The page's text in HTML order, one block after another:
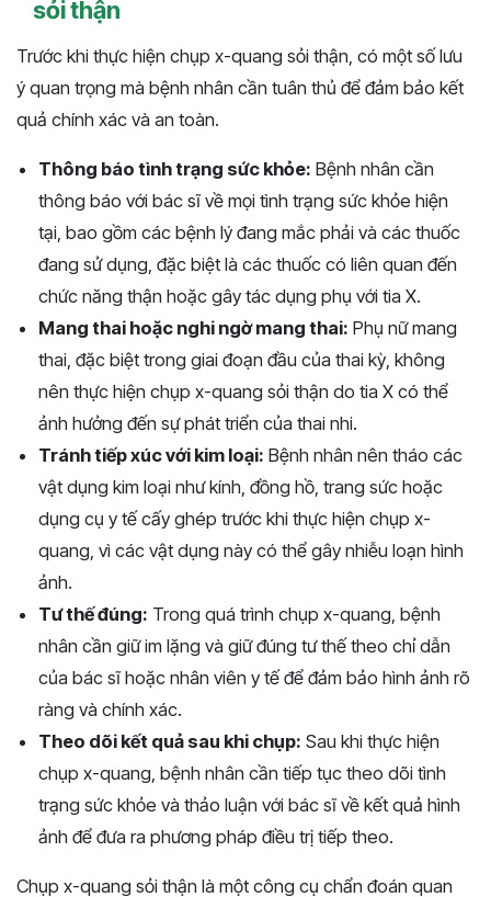
sỏi thận
Trước khi thực hiện chụp x-quang sỏi thận, có một số lưu
ý quan trọng mà bệnh nhân cần tuân thủ để đảm bảo kết
quả chính xác và an toàn.
Thông báo tình trạng sức khỏe: Bệnh nhân cần
thông báo với bác sĩ về mọi tình trạng sức khỏe hiện
tại, bao gồm các bệnh lý đang mắc phải và các thuốc
đang sử dụng, đặc biệt là các thuốc có liên quan đến
chức năng thận hoặc gây tác dụng phụ với tia X.
Mang thai hoặc nghi ngờ mang thai: Phụ nữ mang
thai, đặc biệt trong giai đoạn đầu của thai kỳ, không
nên thực hiện chụp x-quang sỏi thận do tia X có thể
ảnh hưởng đến sự phát triển của thai nhi.
Tránh tiếp xúc với kim loại: Bệnh nhân nên tháo các
vật dụng kim loại như kính, đồng hồ, trang sức hoặc
dụng cụ y tế cấy ghép trước khi thực hiện chụp x-
quang, vì các vật dụng này có thể gây nhiễu loạn hình
ảnh.
Tư thế đúng: Trong quá trình chụp x-quang, bệnh
nhân cần giữ im lặng và giữ đúng tư thế theo chỉ dẫn
của bác sĩ hoặc nhân viên y tế để đảm bảo hình ảnh rõ
ràng và chính xác.
Theo dõi kết quả sau khi chụp: Sau khi thực hiện
chụp x-quang, bệnh nhân cần tiếp tục theo dõi tình
trạng sức khỏe và thảo luận với bác sĩ về kết quả hình
ảnh để đưa ra phương pháp điều trị tiếp theo.
Chụp x-quang sỏi thận là một công cụ chẩn đoán quan